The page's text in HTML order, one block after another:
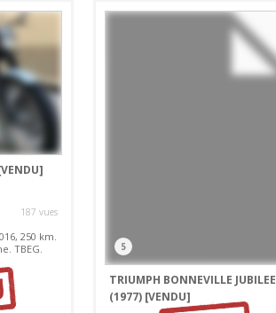
187 vues
250 km.
TBEG.
5
TRIUMPH BONNEVILLE JUBILEE
(1977) [VENDU]